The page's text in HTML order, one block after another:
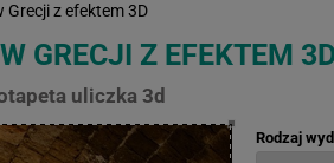
Grecji z efektem 3D
GRECJI Z EFEKTEM 3D
uliczka 3d
Rodzaj